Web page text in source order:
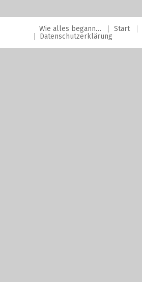
Wie alles begann… Start
Datenschutzerklärung